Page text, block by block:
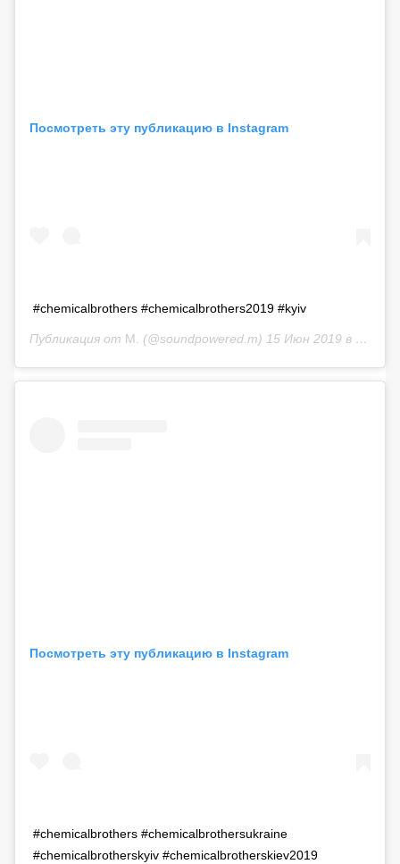
Посмотреть эту публикацию в Instagram
#chemicalbrothers #chemicalbrothers2019 #kyiv
Публикация от M. (@soundpowered.m) 15 Июн 2019 в 11:16 PDT
Посмотреть эту публикацию в Instagram
#chemicalbrothers #chemicalbrothersukraine
#chemicalbrotherskyiv #chemicalbrotherskiev2019